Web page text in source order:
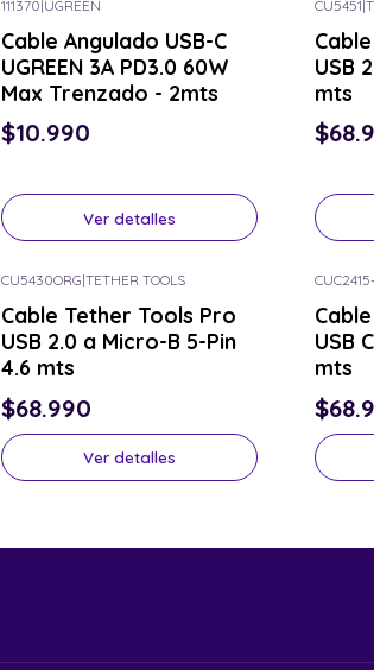
111370|UGREEN
Cable Angulado USB-C
UGREEN 3A PD3.0 60W
Max Trenzado - 2mts
$10.990
Ver detalles
CU5451|
USB
mts
CU5430ORG|TETHER TOOLS
Cable Tether Tools Pro
USB 2.0 a Micro-B 5-Pin
4.6 mts
$68.990
Ver detalles
USB
mts